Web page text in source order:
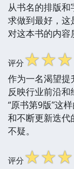
从书名的排版
求做到最好，这
对这本书的内容
评分☆☆☆
作为一名渴望提
反映行业前沿和
“原书第9版”这
和不断更新迭代
不疑。
评分☆☆☆